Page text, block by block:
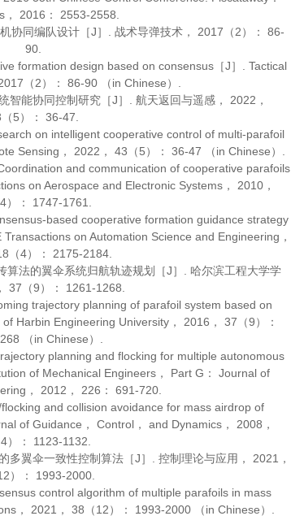
， 2016 ： 2553-2558.
协同编队设计［J］. 战术导弹技术 ， 2017 （2）： 86-
90.
formation design based on consensus［J］. Tactical
（2）： 86-90 （in Chinese）.
智能协同控制研究［J］. 航天返回与遥感， 2022 ，
（5）： 36-47.
on intelligent cooperative control of multi-parafoil
Sensing ， 2022 ， 43 （5）： 36-47 （in Chinese）.
and communication of cooperative parafoils
on Aerospace and Electronic Systems， 2010，
4）： 1747-1761.
based cooperative formation guidance strategy
Transactions on Automation Science and Engineering ，
（4）： 2175-2184.
法的翼伞系统归航轨迹规划［J］. 哈尔滨工程大学学
， 37 （9）： 1261-1268.
trajectory planning of parafoil system based on
of Harbin Engineering University， 2016 ， 37 （9）：
（in Chinese）.
planning and flocking for multiple autonomous
of Mechanical Engineers， Part G： Journal of
， 2012 ， 226 ： 691-720.
and collision avoidance for mass airdrop of
of Guidance， Control， and Dynamics， 2008 ，
4）： 1123-1132.
多翼伞一致性控制算法［J］. 控制理论与应用 ， 2021 ，
12）： 1993-2000.
control algorithm of multiple parafoils in mass
， 2021 ， 38 （12）： 1993-2000 （in Chinese）.